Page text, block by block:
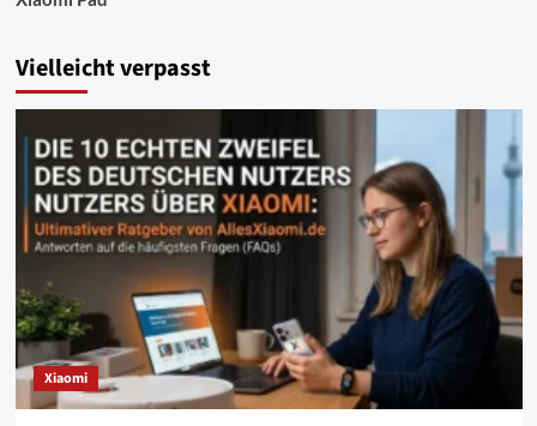
Vielleicht verpasst
Xiaomi